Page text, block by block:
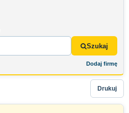
Szukaj
Dodaj firmę
Drukuj